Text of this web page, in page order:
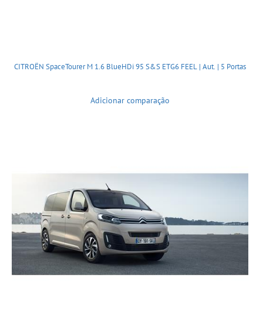
CITROËN SpaceTourer M 1.6 BlueHDi 95 S&S ETG6 FEEL | Aut. | 5 Portas
Adicionar comparação